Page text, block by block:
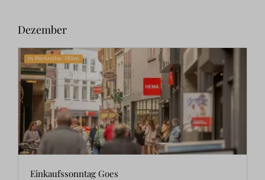
Dezember
In Parknähe: 18km
Einkaufssonntag Goes